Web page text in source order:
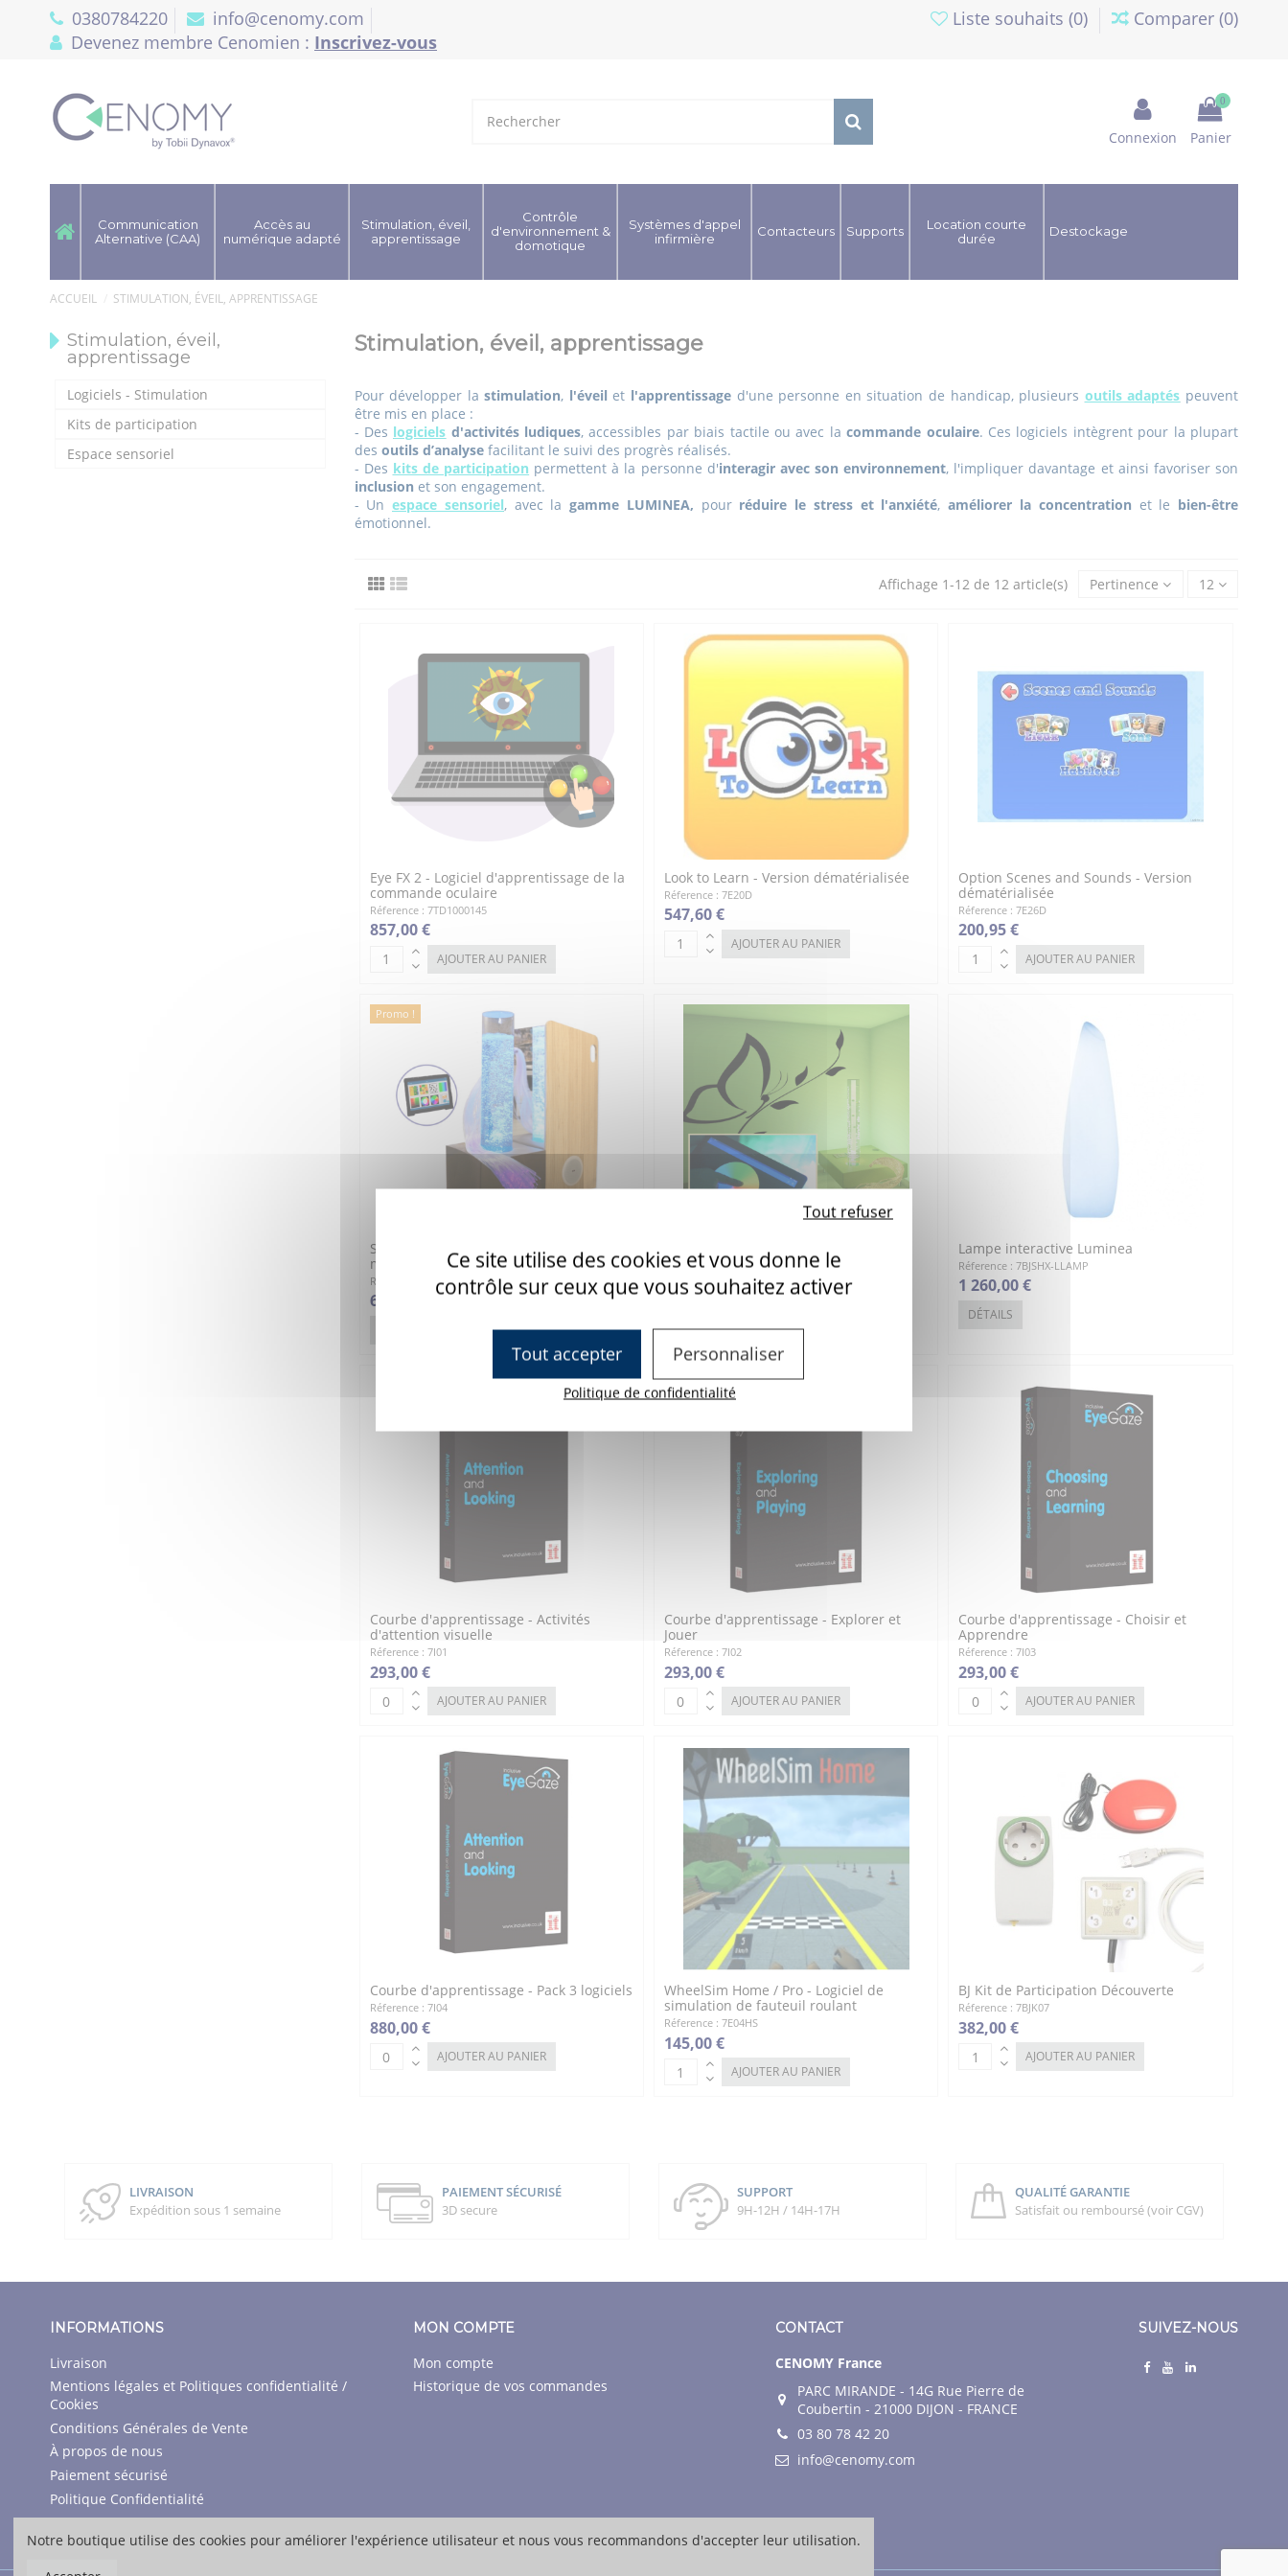
0380784220
info@cenomy.com
Devenez membre Cenomien : Inscrivez-vous
Liste souhaits (0) Comparer (0)
Connexion
0
Panier
Communication
Alternative (CAA)
Accès au
numérique adapté
Stimulation, éveil,
apprentissage
Contrôle
d'environnement &
domotique
Systèmes d'appel
infirmière
Contacteurs Supports
Location courte
durée
Destockage
ACCUEIL STIMULATION, ÉVEIL, APPRENTISSAGE
Stimulation, éveil, apprentissage
Pour développer lastimulation, l'éveil et l'apprentissage d'une personne en situation de handicap, plusieurs outils adaptés peuvent
être mis en place :
- Des logiciels d'activités ludiques, accessibles par biais tactile ou avec lacommande oculaire. Ces logiciels intègrent pour la plupart
des outils d’analysefacilitant le suivi des progrès réalisés.
- Des kits de participation permettent à la personne d'interagir avec son environnement, l'impliquer davantage et ainsi favoriser son
inclusion et son engagement.
- Unespace sensoriel, avec lagamme LUMINEA, pour réduire le stress et l'anxiété,améliorer la concentration et le bien-être
émotionnel.
Affichage 1-12 de 12 article(s) Pertinence 12
Eye FX 2 - Logiciel d'apprentissage de la
commande oculaire
Réference : 7TD1000145
857,00 €
AJOUTER AU PANIER
Look to Learn - Version dématérialisée
Réference : 7E20D
547,60 €
AJOUTER AU PANIER
Option Scenes and Sounds - Version
dématérialisée
Réference : 7E26D
200,95 €
AJOUTER AU PANIER
Promo !
Sensory Go Luminea - Chariot
multisensoriel
Réference : 7BJSHX-SGL
6 850,00 €
Kit Luminea Corner interactif
Réference : 7BJSHX-LRIN23
5 075,00 €
Lampe interactive Luminea
Réference : 7BJSHX-LLAMP
1 260,00 €
DÉTAILS
Courbe d'apprentissage - Activités
d'attention visuelle
Réference : 7I01
293,00 €
AJOUTER AU PANIER
Courbe d'apprentissage - Explorer et
Jouer
Réference : 7I02
293,00 €
AJOUTER AU PANIER
Courbe d'apprentissage - Choisir et
Apprendre
Réference : 7I03
293,00 €
AJOUTER AU PANIER
Courbe d'apprentissage - Pack 3 logiciels
Réference : 7I04
880,00 €
AJOUTER AU PANIER
WheelSim Home / Pro - Logiciel de
simulation de fauteuil roulant
Réference : 7E04HS
145,00 €
AJOUTER AU PANIER
BJ Kit de Participation Découverte
Réference : 7BJK07
382,00 €
AJOUTER AU PANIER
Stimulation, éveil,
apprentissage
Logiciels - Stimulation
Kits de participation
Espace sensoriel
LIVRAISON
Expédition sous 1 semaine
PAIEMENT SÉCURISÉ
3D secure
SUPPORT
9H-12H / 14H-17H
QUALITÉ GARANTIE
Satisfait ou remboursé (voir CGV)
INFORMATIONS
Livraison
Mentions légales et Politiques confidentialité /
Cookies
Conditions Générales de Vente
À propos de nous
Paiement sécurisé
Politique Confidentialité
Contactez-nous
MON COMPTE
Mon compte
Historique de vos commandes
CONTACT
CENOMY France
PARC MIRANDE - 14G Rue Pierre de
Coubertin - 21000 DIJON - FRANCE
03 80 78 42 20
info@cenomy.com
SUIVEZ-NOUS
Notre boutique utilise des cookies pour améliorer l'expérience utilisateur et nous vous recommandons d'accepter leur utilisation.
Panneau de gestion des cookies
Ce site utilise des cookies et vous donne le
contrôle sur ceux que vous souhaitez activer
Tout accepter
Tout refuser
Personnaliser
Politique de confidentialité